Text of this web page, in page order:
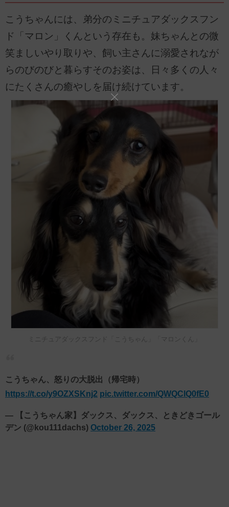
こうちゃんには、弟分のミニチュアダックスフン
ド「マロン」くんという存在も。妹ちゃんとの微
笑ましいやり取りや、飼い主さんに溺愛されなが
らのびのびと暮らすそのお姿は、日々多くの人々
にたくさんの癒やしを届け続けています。
ミニチュアダックスフンド「こうちゃん」「マロンくん」
こうちゃん、怒りの大脱出（帰宅時）
https://t.co/y9OZXSKnj2 pic.twitter.com/QWQClQ0fE0
— 【こうちゃん家】ダックス、ダックス、ときどきゴール
デン (@kou111dachs) October 26, 2025